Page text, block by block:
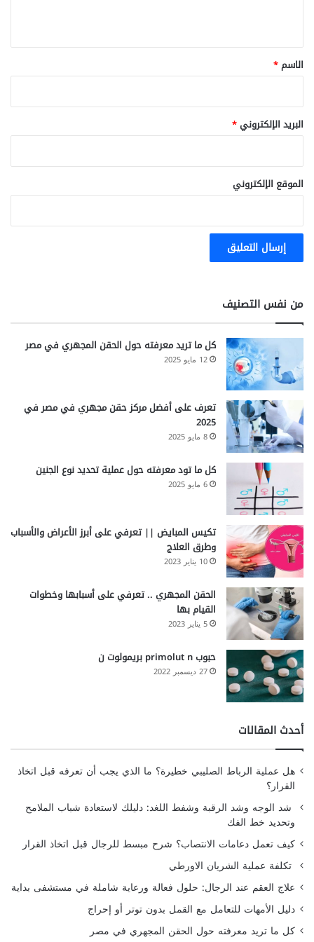
ن
ف
ي
ل
ا
ر
ا
م
*
الاسم*
البريد الإلكتروني*
الموقع الإلكتروني
من نفس التصنيف
كل ما تريد معرفته حول الحقن المجهري في مصر
12 مايو 2025
تعرف على أفضل مركز حقن مجهري في مصر في
2025
8 مايو 2025
كل ما تود معرفته حول عملية تحديد نوع الجنين
6 مايو 2025
تكيس المبايض || تعرفي على أبرز الأعراض والأسباب
وطرق العلاج
10 يناير 2023
الحقن المجهري .. تعرفي على أسبابها وخطوات
القيام بها
5 يناير 2023
حبوب primolut n بريمولوت ن
27 ديسمبر 2022
أحدث المقالات
هل عملية الرباط الصليبي خطيرة؟ ما الذي يجب أن تعرفه قبل اتخاذ
القرار؟
شد الوجه وشد الرقبة وشفط اللغد: دليلك لاستعادة شباب الملامح
وتحديد خط الفك
كيف تعمل دعامات الانتصاب؟ شرح مبسط للرجال قبل اتخاذ القرار
تكلفة عملية الشريان الاورطي
علاج العقم عند الرجال: حلول فعالة ورعاية شاملة في مستشفى بداية
دليل الأمهات للتعامل مع القمل بدون توتر أو إحراج
كل ما تريد معرفته حول الحقن المجهري في مصر